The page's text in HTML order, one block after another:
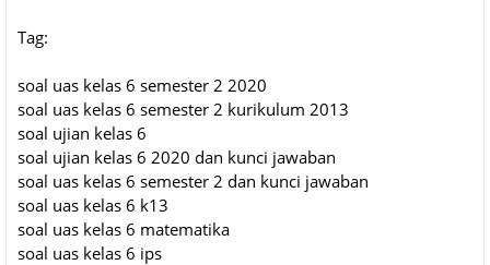
Tag:
soal uas kelas 6 semester 2 2020
soal uas kelas 6 semester 2 kurikulum 2013
soal ujian kelas 6
soal ujian kelas 6 2020 dan kunci jawaban
soal uas kelas 6 semester 2 dan kunci jawaban
soal uas kelas 6 k13
soal uas kelas 6 matematika
soal uas kelas 6 ips